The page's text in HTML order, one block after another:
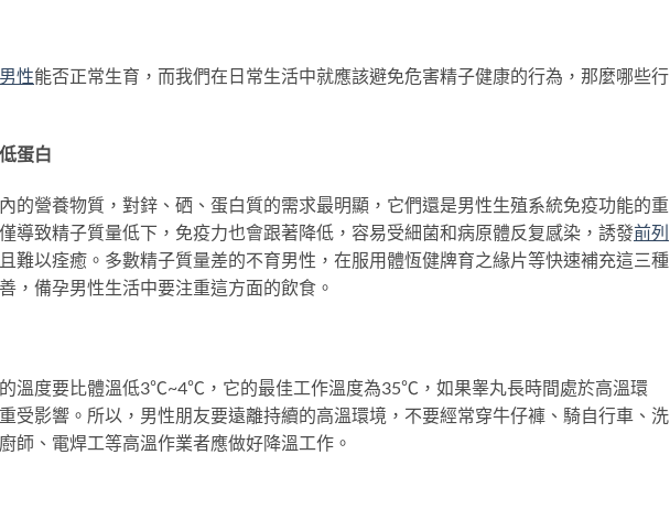
男性能否正常生育，而我們在日常生活中就應該避免危害精子健康的行為，那麼哪些行
蛋白
營養物質，對鋅、硒、蛋白質的需求最明顯，它們還是男性生殖系統免疫功能的重
導致精子質量低下，免疫力也會跟著降低，容易受細菌和病原體反复感染，誘發前列
難以痊癒。多數精子質量差的不育男性，在服用體恆健牌育之緣片等快速補充這三種
，備孕男性生活中要注重這方面的飲食。
度要比體溫低3℃~4℃，它的最佳工作溫度為35℃，如果睾丸長時間處於高溫環
受影響。所以，男性朋友要遠離持續的高溫環境，不要經常穿牛仔褲、騎自行車、洗
師、電焊工等高溫作業者應做好降溫工作。